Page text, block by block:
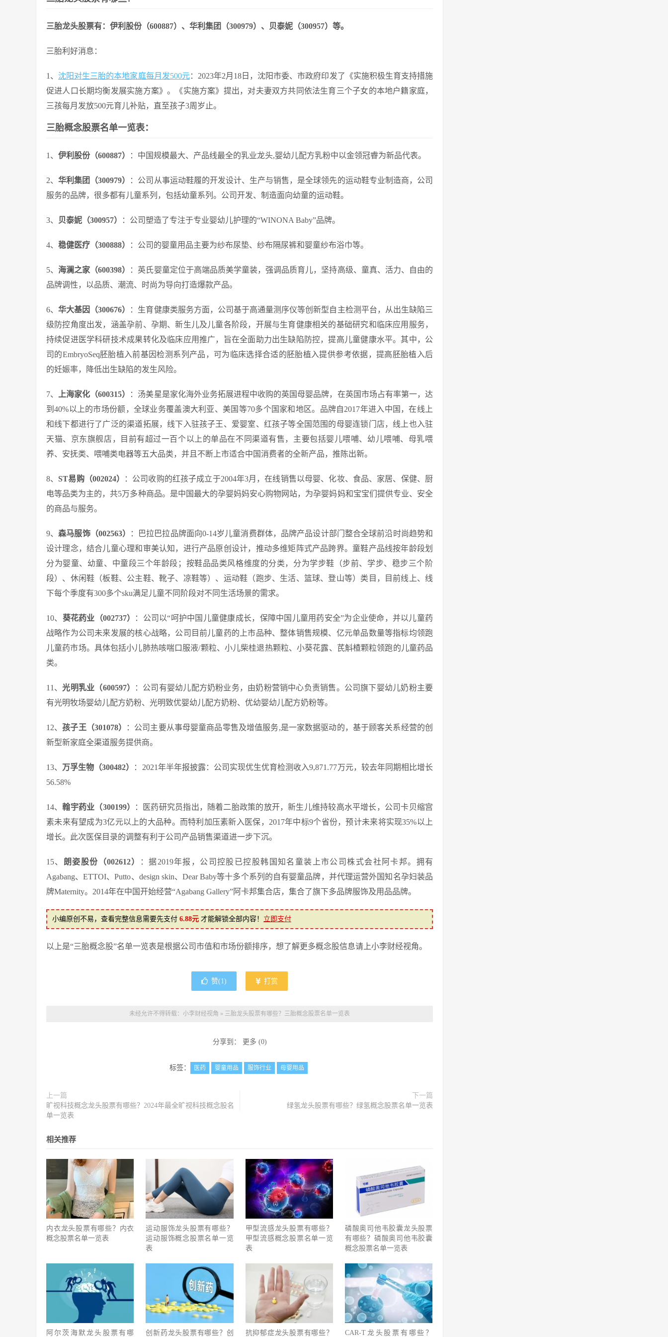
三胎龙头股票有：伊利股份（600887）、华利集团（300979）、贝泰妮（300957）等。
三胎利好消息：
1、 沈阳对生三胎的本地家庭每月发500元：2023年2月18日，沈阳市委、市政府印发了《实施积极生育支持措施
促进人口长期均衡发展实施方案》。《实施方案》提出，对夫妻双方共同依法生育三个子女的本地户籍家庭，
三孩每月发放500元育儿补贴，直至孩子3周岁止。
三胎概念股票名单一览表：
1、 伊利股份（600887） ：中国规模最大、产品线最全的乳业龙头,婴幼儿配方乳粉中以金领冠睿为新品代表。
2、华利集团（300979）
：公司从事运动鞋履的开发设计、生产与销售，是全球领先的运动鞋专业制造商，公司
服务的品牌，很多都有儿童系列，包括幼童系列。公司开发、制造面向幼童的运动鞋。
3、 贝泰妮（300957） ：公司塑造了专注于专业婴幼儿护理的“WINONA Baby”品牌。
4、 稳健医疗（300888） ：公司的婴童用品主要为纱布尿垫、纱布隔尿裤和婴童纱布浴巾等。
5、海澜之家（600398）
：英氏婴童定位于高端品质美学童装，强调品质育儿，坚持高级、童真、活力、自由的
品牌调性，以品质、潮流、时尚为导向打造爆款产品。
6、华大基因（300676）
：生育健康类服务方面，公司基于高通量测序仪等创新型自主检测平台，从出生缺陷三
级防控角度出发，涵盖孕前、孕期、新生儿及儿童各阶段，开展与生育健康相关的基础研究和临床应用服务，
持续促进医学科研技术成果转化及临床应用推广，旨在全面助力出生缺陷防控，提高儿童健康水平。其中，公
司的EmbryoSeq胚胎植入前基因检测系列产品，可为临床选择合适的胚胎植入提供参考依据，提高胚胎植入后
的妊娠率，降低出生缺陷的发生风险。
7、 上海家化（600315）
：汤美星是家化海外业务拓展进程中收购的英国母婴品牌，在英国市场占有率第一，达
到40%以上的市场份额，全球业务覆盖澳大利亚、美国等70多个国家和地区。品牌自2017年进入中国，在线上
和线下都进行了广泛的渠道拓展，线下入驻孩子王、爱婴室、红孩子等全国范围的母婴连锁门店，线上也入驻
天猫、京东旗舰店，目前有超过一百个以上的单品在不同渠道有售，主要包括婴儿喂哺、幼儿喂哺、母乳喂
养、安抚类、喂哺类电器等五大品类，并且不断上市适合中国消费者的全新产品，推陈出新。
8、ST易购（002024）
：公司收购的红孩子成立于2004年3月，在线销售以母婴、化妆、食品、家居、保健、厨
电等品类为主的，共5万多种商品。是中国最大的孕婴妈妈安心购物网站，为孕婴妈妈和宝宝们提供专业、安全
的商品与服务。
9、森马服饰（002563）
：巴拉巴拉品牌面向0-14岁儿童消费群体，品牌产品设计部门整合全球前沿时尚趋势和
设计理念，结合儿童心理和审美认知，进行产品原创设计，推动多维矩阵式产品跨界。童鞋产品线按年龄段划
分为婴童、幼童、中童段三个年龄段；按鞋品品类风格维度的分类，分为学步鞋（步前、学步、稳步三个阶
段）、休闲鞋（板鞋、公主鞋、靴子、凉鞋等）、运动鞋（跑步、生活、篮球、登山等）类目，目前线上、线
下每个季度有300多个sku满足儿童不同阶段对不同生活场景的需求。
10、 葵花药业（002737）
：公司以“呵护中国儿童健康成长，保障中国儿童用药安全”为企业使命，并以儿童药
战略作为公司未来发展的核心战略，公司目前儿童药的上市品种、整体销售规模、亿元单品数量等指标均领跑
儿童药市场。具体包括小儿肺热咳喘口服液/颗粒、小儿柴桂退热颗粒、小葵花露、芪斛楂颗粒领跑的儿童药品
类。
11、 光明乳业（600597）
：公司有婴幼儿配方奶粉业务，由奶粉营销中心负责销售。公司旗下婴幼儿奶粉主要
有光明牧场婴幼儿配方奶粉、光明致优婴幼儿配方奶粉、优幼婴幼儿配方奶粉等。
12、孩子王（301078）
：公司主要从事母婴童商品零售及增值服务,是一家数据驱动的，基于顾客关系经营的创
新型新家庭全渠道服务提供商。
13、 万孚生物（300482）
：2021年半年报披露：公司实现优生优育检测收入9,871.77万元，较去年同期相比增长
56.58%
14、翰宇药业（300199）
：医药研究员指出，随着二胎政策的放开，新生儿维持较高水平增长，公司卡贝缩宫
素未来有望成为3亿元以上的大品种。而特利加压素新入医保，2017年中标9个省份，预计未来将实现35%以上
增长。此次医保目录的调整有利于公司产品销售渠道进一步下沉。
15、 朗姿股份（002612）
：据2019年报，公司控股已控股韩国知名童装上市公司株式会社阿卡邦。拥有
Agabang、ETTOI、Putto、design skin、Dear Baby等十多个系列的自有婴童品牌，并代理运营外国知名孕妇装品
牌Maternity。2014年在中国开始经营“Agabang Gallery”阿卡邦集合店，集合了旗下多品牌服饰及用品品牌。
小编原创不易，查看完整信息需要先支付 6.88元 才能解锁全部内容！ 立即支付
以上是“三胎概念股”名单一览表是根据公司市值和市场份额排序，想了解更多概念股信息请上小李财经视角。
赞(1) 打赏
未经允许不得转载： 小李财经视角 » 三胎龙头股票有哪些？三胎概念股票名单一览表
分享到： 更多 (0)
标签： 医药 婴童用品 服饰行业 母婴用品
上一篇
旷视科技概念龙头股票有哪些？2024年最全旷视科技概念股名
单一览表
下一篇
绿氢龙头股票有哪些？绿氢概念股票名单一览表
相关推荐
内衣龙头股票有哪些？内衣
概念股票名单一览表
运动服饰龙头股票有哪些？
运动服饰概念股票名单一览
表
甲型流感龙头股票有哪些？
甲型流感概念股票名单一览
表
磷酸奥司他韦胶囊龙头股票
有哪些？磷酸奥司他韦胶囊
概念股票名单一览表
阿尔茨海默龙头股票有哪 创新药龙头股票有哪些？创 抗抑郁症龙头股票有哪些？ CAR-T龙头股票有哪些？